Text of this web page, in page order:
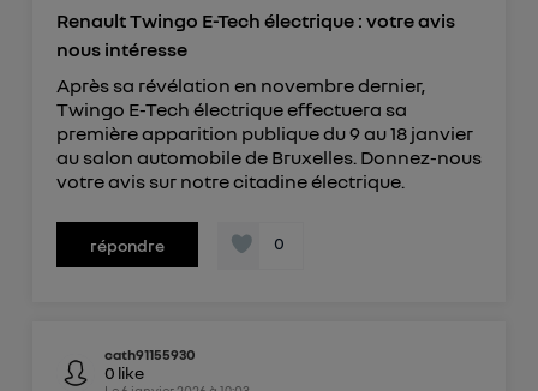
Renault Twingo E-Tech électrique : votre avis
nous intéresse
Après sa révélation en novembre dernier,
Twingo E-Tech électrique effectuera sa
première apparition publique du 9 au 18 janvier
au salon automobile de Bruxelles. Donnez-nous
votre avis sur notre citadine électrique.
répondre 0
cath91155930
0 like